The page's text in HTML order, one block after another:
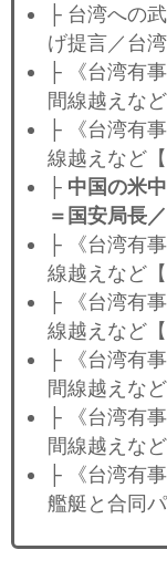
├ 台湾への
げ提言／台湾
├ 《台湾有
間線越えな
├ 《台湾有
線越えなど
├ 中国の米
＝国安局長
├ 《台湾有
線越えなど
├ 《台湾有
線越えなど
├ 《台湾有
間線越えな
├ 《台湾有
間線越えな
├ 《台湾有
艦艇と合同